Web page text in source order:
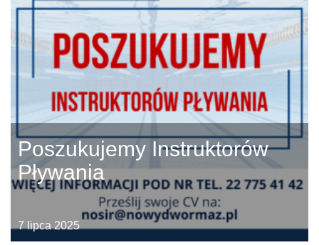
Poszukujemy Instruktorów
Pływania
7 lipca 2025